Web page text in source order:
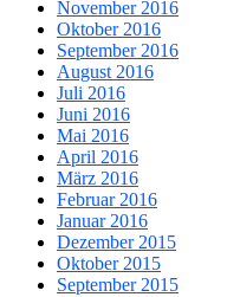
November 2016
Oktober 2016
September 2016
August 2016
Juli 2016
Juni 2016
Mai 2016
April 2016
März 2016
Februar 2016
Januar 2016
Dezember 2015
Oktober 2015
September 2015